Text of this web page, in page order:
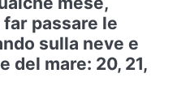
passare le
sulla neve e
del mare: 20, 21,